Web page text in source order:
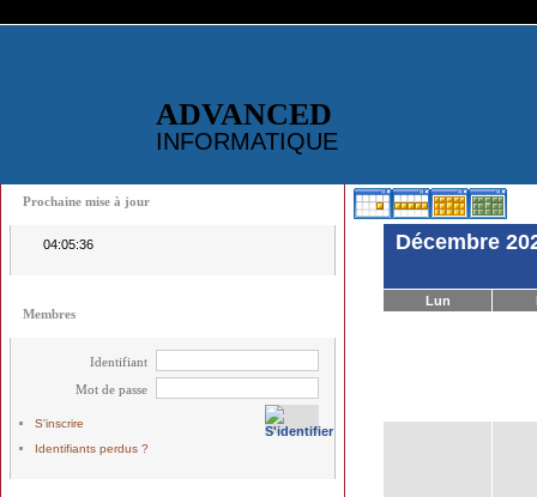
ADVANCED
INFORMATIQUE
Prochaine mise à jour
04:05:36
Membres
Identifiant
Mot de passe
S'inscrire
Identifiants perdus ?
Décembre
Lun